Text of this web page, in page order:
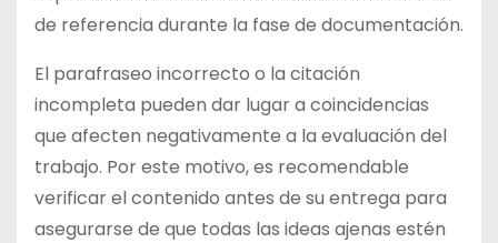
de referencia durante la fase de documentación.
El parafraseo incorrecto o la citación
incompleta pueden dar lugar a coincidencias
que afecten negativamente a la evaluación del
trabajo. Por este motivo, es recomendable
verificar el contenido antes de su entrega para
asegurarse de que todas las ideas ajenas estén